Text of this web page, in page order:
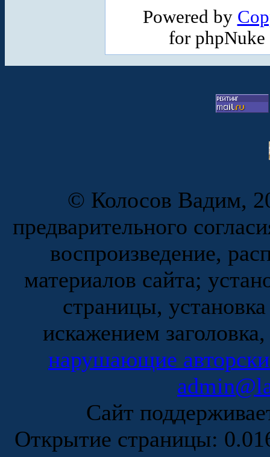
Powered by
for
© Колосов Вадим,
предварительного
воспроизведение,
материалов сайта;
страницы,
искажением
нарушающие
Сайт
Открытие страницы: